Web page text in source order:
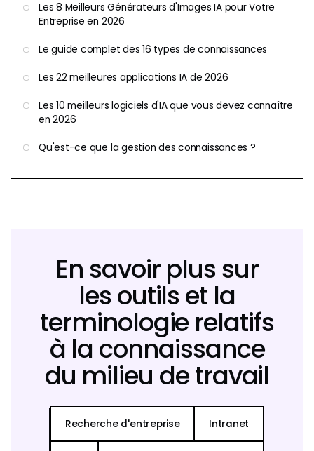
Les 8 Meilleurs Générateurs d'Images IA pour Votre
Entreprise en 2026
Le guide complet des 16 types de connaissances
Les 22 meilleures applications IA de 2026
Les 10 meilleurs logiciels d'IA que vous devez connaître
en 2026
Qu'est-ce que la gestion des connaissances ?
En savoir plus sur
les outils et la
terminologie relatifs
à la connaissance
du milieu de travail
Recherche d'entreprise Intranet